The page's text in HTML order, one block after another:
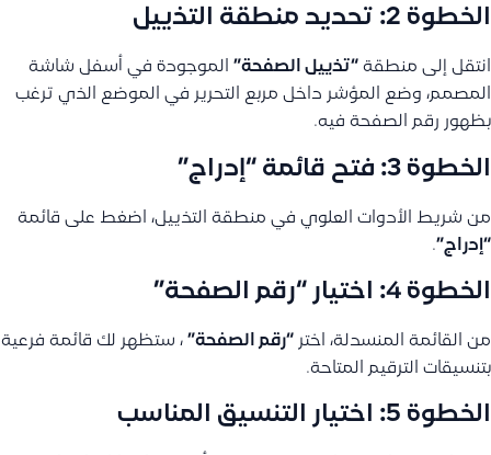
الخطوة 2: تحديد منطقة التذييل
انتقل إلى منطقة “تذييل الصفحة” الموجودة في أسفل شاشة
المصمم، وضع المؤشر داخل مربع التحرير في الموضع الذي ترغب
بظهور رقم الصفحة فيه.
الخطوة 3: فتح قائمة “إدراج”
من شريط الأدوات العلوي في منطقة التذييل، اضغط على قائمة
“إدراج”.
الخطوة 4: اختيار “رقم الصفحة”
من القائمة المنسدلة، اختر “رقم الصفحة” ، ستظهر لك قائمة فرعية
بتنسيقات الترقيم المتاحة.
الخطوة 5: اختيار التنسيق المناسب